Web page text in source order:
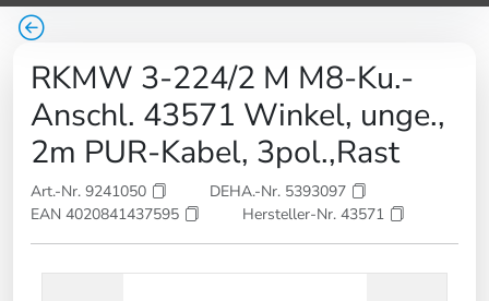
RKMW 3-224/2 M M8-Ku.-
Anschl. 43571 Winkel, unge.,
2m PUR-Kabel, 3pol.,Rast
Art.-Nr. 9241050
DEHA.-Nr. 5393097
EAN 4020841437595
Hersteller-Nr. 43571